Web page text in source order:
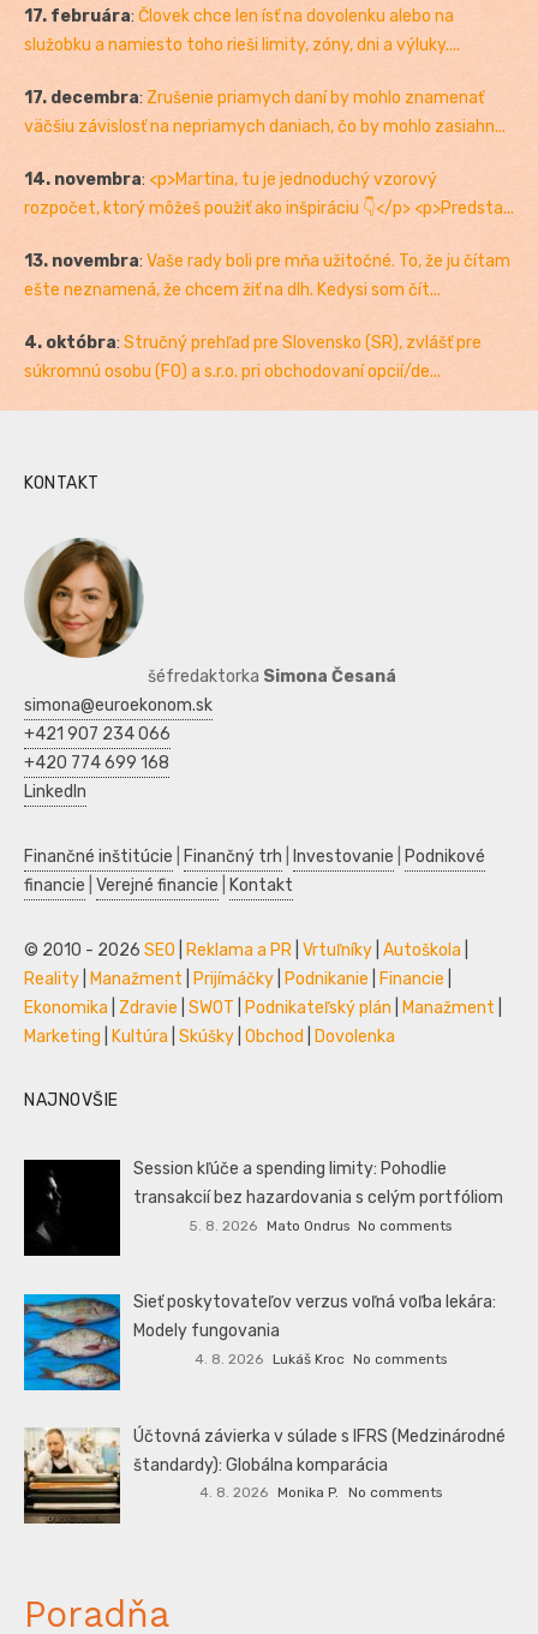
17. februára: Človek chce len ísť na dovolenku alebo na
služobku a namiesto toho rieši limity, zóny, dni a výluky....
17. decembra: Zrušenie priamych daní by mohlo znamenať
väčšiu závislosť na nepriamych daniach, čo by mohlo zasiahn...
14. novembra: <p>Martina, tu je jednoduchý vzorový
rozpočet, ktorý môžeš použiť ako inšpiráciu 👇</p> <p>Predsta...
13. novembra: Vaše rady boli pre mňa užitočné. To, že ju čítam
ešte neznamená, že chcem žiť na dlh. Kedysi som čít...
4. októbra: Stručný prehľad pre Slovensko (SR), zvlášť pre
súkromnú osobu (FO) a s.r.o. pri obchodovaní opcií/de...
KONTAKT
šéfredaktorka Simona Česaná
simona@euroekonom.sk
+421 907 234 066
+420 774 699 168
LinkedIn
Finančné inštitúcie Finančný trh Investovanie
Podnikové
financie Verejné financie Kontakt
© 2010 - 2026 SEO Reklama a PR Vrtuľníky Autoškola
Reality
Manažment Prijímáčky Podnikanie Financie
Ekonomika
Zdravie SWOT Podnikateľský plán Manažment
Marketing
Kultúra Skúšky Obchod Dovolenka
NAJNOVŠIE
Session kľúče a spending limity: Pohodlie
transakcií bez hazardovania s celým portfóliom
5. 8. 2026 Mato Ondrus No comments
Sieť poskytovateľov verzus voľná voľba lekára:
Modely fungovania
4. 8. 2026 Lukáš Kroc No comments
Účtovná závierka v súlade s IFRS (Medzinárodné
štandardy): Globálna komparácia
4. 8. 2026 Monika P. No comments
Poradňa